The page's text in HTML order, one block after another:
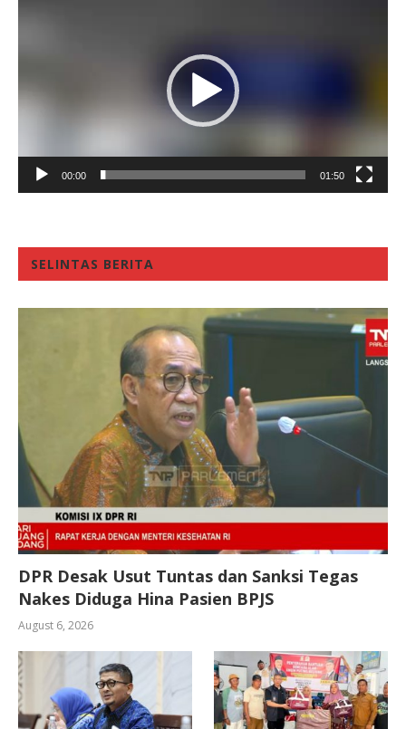
00:00 01:50
SELINTAS BERITA
DPR Desak Usut Tuntas dan Sanksi Tegas
Nakes Diduga Hina Pasien BPJS
August 6, 2026